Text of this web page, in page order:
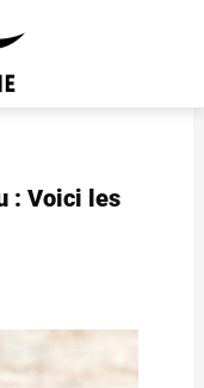
: Voici les